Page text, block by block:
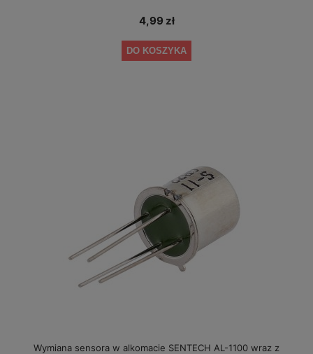
4,99 zł
DO KOSZYKA
Wymiana sensora w alkomacie SENTECH AL-1100 wraz z